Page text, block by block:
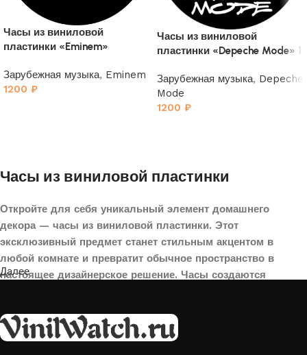
Часы из виниловой
пластинки «Eminem»
Зарубежная музыка, Eminem
1200 ₽
Часы из виниловой
пластинки «Depeche Mode» 1
Зарубежная музыка, Depeche
Mode
1200 ₽
Часы из виниловой пластинки
Откройте для себя уникальный элемент домашнего
декора — часы из виниловой пластинки. Этот
эксклюзивный предмет станет стильным акцентом в
любой комнате и превратит обычное пространство в
настоящее дизайнерское решение. Часы создаются
аксессуар идеально подойдет для гостиной, спальни,
офиса или даже для оформления кафе, студии или
Далее